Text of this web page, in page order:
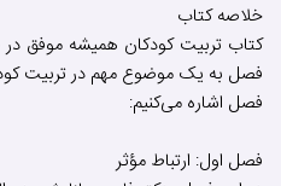
خلاصه کتاب
کتاب تربیت کودکان همیشه موفق
فصل به یک موضوع مهم در تربیت
فصل اشاره می‌کنیم:
فصل اول: ارتباط مؤثر